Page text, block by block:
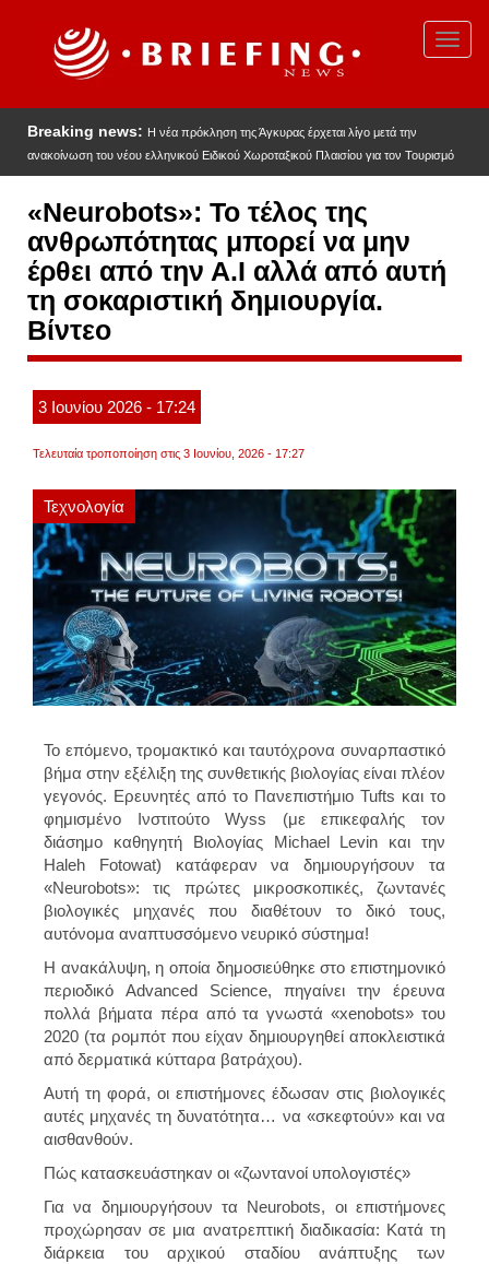
Breaking news: Η νέα πρόκληση της Άγκυρας έρχεται λίγο μετά την
ανακοίνωση του νέου ελληνικού Ειδικού Χωροταξικού Πλαισίου για τον Τουρισμό
«Neurobots»: Το τέλος της
ανθρωπότητας μπορεί να μην
έρθει από την Α.Ι αλλά από αυτή
τη σοκαριστική δημιουργία.
Βίντεο
3 Ιουνίου 2026 - 17:24
Τελευταία τροποποίηση στις 3 Ιουνίου, 2026 - 17:27
Τεχνολογία
Το επόμενο, τρομακτικό και ταυτόχρονα συναρπαστικό
βήμα στην εξέλιξη της συνθετικής βιολογίας είναι πλέον
γεγονός. Ερευνητές από το Πανεπιστήμιο Tufts και το
φημισμένο Ινστιτούτο Wyss (με επικεφαλής τον
διάσημο καθηγητή Βιολογίας Michael Levin και την
Haleh Fotowat) κατάφεραν να δημιουργήσουν τα
«Neurobots»: τις πρώτες μικροσκοπικές, ζωντανές
βιολογικές μηχανές που διαθέτουν το δικό τους,
αυτόνομα αναπτυσσόμενο νευρικό σύστημα!
Η ανακάλυψη, η οποία δημοσιεύθηκε στο επιστημονικό
περιοδικό Advanced Science, πηγαίνει την έρευνα
πολλά βήματα πέρα από τα γνωστά «xenobots» του
2020 (τα ρομπότ που είχαν δημιουργηθεί αποκλειστικά
από δερματικά κύτταρα βατράχου).
Αυτή τη φορά, οι επιστήμονες έδωσαν στις βιολογικές
αυτές μηχανές τη δυνατότητα… να «σκεφτούν» και να
αισθανθούν.
Πώς κατασκευάστηκαν οι «ζωντανοί υπολογιστές»
Για να δημιουργήσουν τα Neurobots, οι επιστήμονες
προχώρησαν σε μια ανατρεπτική διαδικασία: Κατά τη
διάρκεια του αρχικού σταδίου ανάπτυξης των